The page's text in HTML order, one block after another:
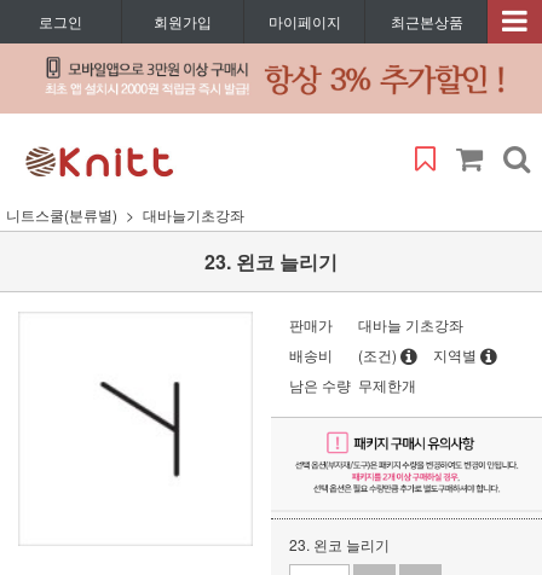
로그인 회원가입 마이페이지 최근본상품
니트스쿨(분류별) 대바늘기초강좌
23. 왼코 늘리기
판매가
대바늘 기초강좌
배송비
(조건)
지역별
남은 수량 무제한개
23. 왼코 늘리기